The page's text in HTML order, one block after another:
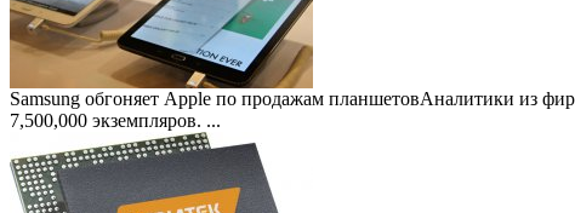
Samsung обгоняет Apple по продажам планшетовАналитики из
7,500,000 экземпляров. ...